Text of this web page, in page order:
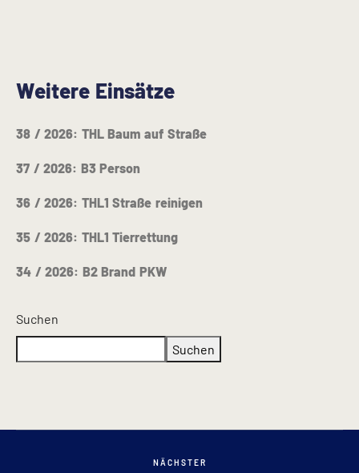
Weitere Einsätze
38 / 2026: THL Baum auf Straße
37 / 2026: B3 Person
36 / 2026: THL1 Straße reinigen
35 / 2026: THL1 Tierrettung
34 / 2026: B2 Brand PKW
Suchen
Suchen
NÄCHSTER